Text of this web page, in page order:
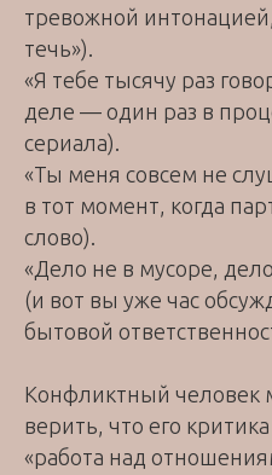
тревожной
течь»).
«Я тебе тысячу раз
деле — один раз в
сериала).
«Ты меня совсем не
в тот момент, когда
слово).
«Дело не в мусоре,
(и вот вы уже час
бытовой
Конфликтный человек
верить, что его
«работа над